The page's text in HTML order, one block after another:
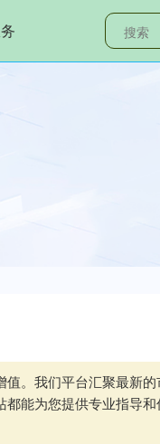
。我们平台汇聚最新
能为您提供专业指导